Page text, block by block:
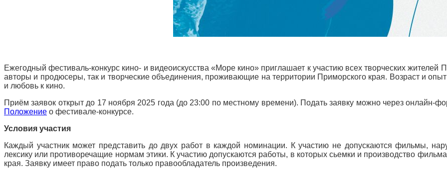
Ежегодный фестиваль-конкурс кино- и видеоискусства «Море кино» приглашает к участию всех творческих жителей
авторы и продюсеры, так и творческие объединения, проживающие на территории Приморского края. Возраст и
и любовь к кино.
Приём заявок открыт до 17 ноября 2025 года (до 23:00 по местному времени). Подать заявку можно через онлайн-
Положение о фестивале-конкурсе.
Условия участия
Каждый участник может представить до двух работ в каждой номинации. К участию не допускаются фильмы,
лексику или противоречащие нормам этики. К участию допускаются работы, в которых сьемки и производство
края. Заявку имеет право подать только правообладатель произведения.